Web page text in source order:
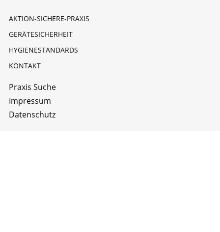
AKTION-SICHERE-PRAXIS
GERÄTESICHERHEIT
HYGIENESTANDARDS
KONTAKT
Praxis Suche
Impressum
Datenschutz